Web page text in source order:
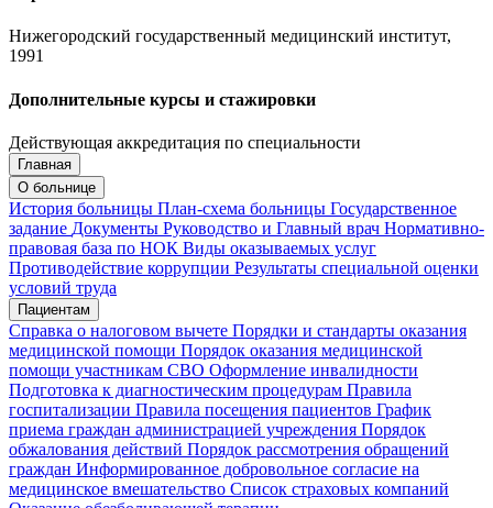
Нижегородский государственный медицинский институт,
1991
Дополнительные курсы и стажировки
Действующая аккредитация по специальности
Запись на приём
Подтвердить запись Отмена
Запись подтверждена
Мои записи
Главная
О больнице
История больницы План-схема больницы Государственное
задание Документы Руководство и Главный врач Нормативно-
правовая база по НОК Виды оказываемых услуг
Противодействие коррупции Результаты специальной оценки
условий труда
Пациентам
Справка о налоговом вычете Порядки и стандарты оказания
медицинской помощи Порядок оказания медицинской
помощи участникам СВО Оформление инвалидности
Подготовка к диагностическим процедурам Правила
госпитализации Правила посещения пациентов График
приема граждан администрацией учреждения Порядок
обжалования действий Порядок рассмотрения обращений
граждан Информированное добровольное согласие на
медицинское вмешательство Список страховых компаний